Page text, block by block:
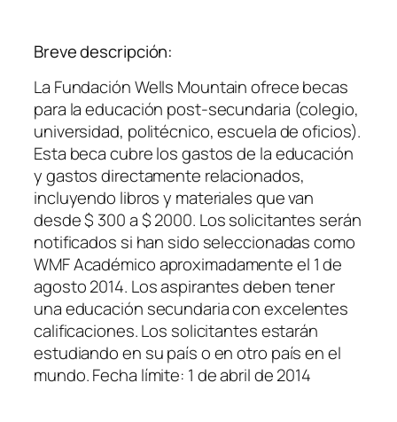
Breve descripción:
La Fundación Wells Mountain ofrece becas
para la educación post-secundaria (colegio,
universidad, politécnico, escuela de oficios).
Esta beca cubre los gastos de la educación
y gastos directamente relacionados,
incluyendo libros y materiales que van
desde $ 300 a $ 2000. Los solicitantes serán
notificados si han sido seleccionadas como
WMF Académico aproximadamente el 1 de
agosto 2014. Los aspirantes deben tener
una educación secundaria con excelentes
calificaciones. Los solicitantes estarán
estudiando en su país o en otro país en el
mundo. Fecha límite: 1 de abril de 2014